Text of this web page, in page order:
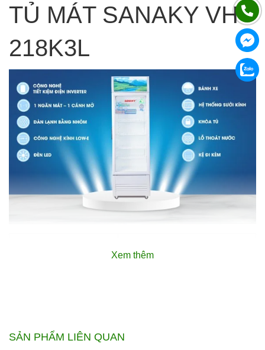
TỦ MÁT SANAKY VH-
218K3L
Nội dung tóm tắt
Xem thêm
SẢN PHẨM LIÊN QUAN